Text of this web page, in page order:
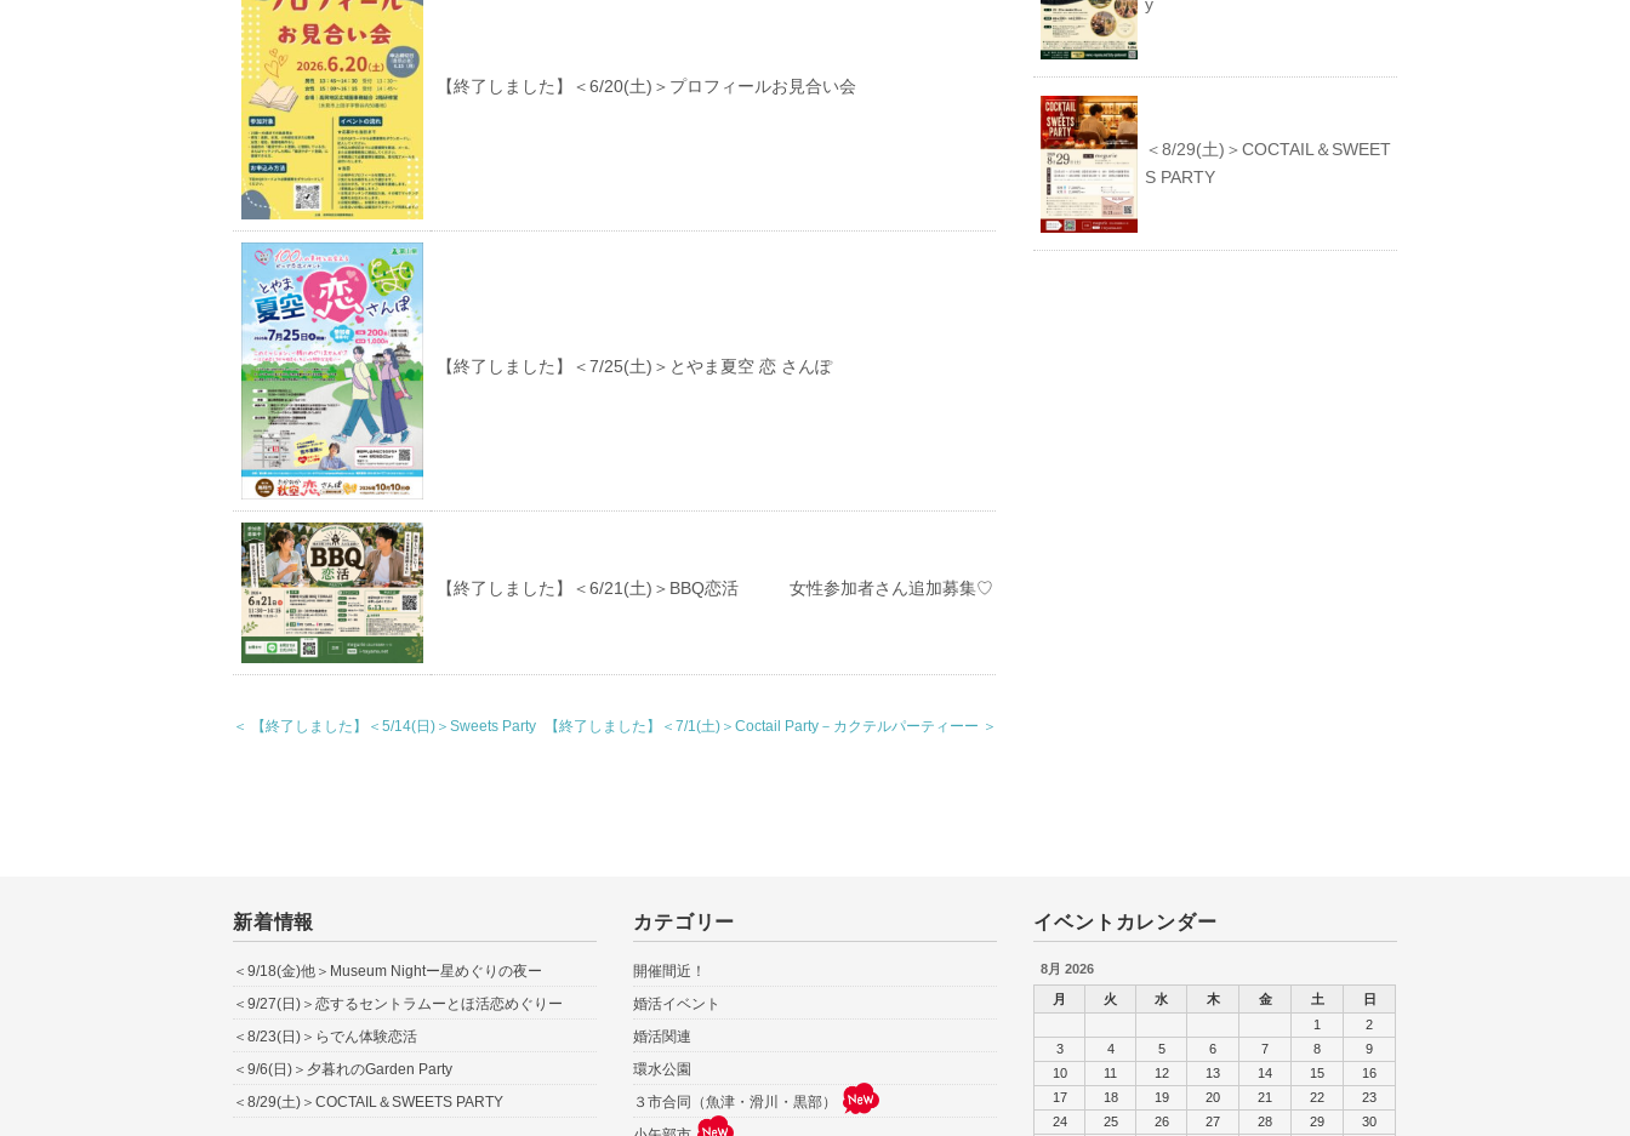
【終了しました】＜6/20(土)＞プロフィールお見合い会
【終了しました】＜7/25(土)＞とやま夏空 恋 さんぽ
【終了しました】＜6/21(土)＞BBQ恋活 女性参加者さん追加募集♡
＜ 【終了しました】＜5/14(日)＞Sweets Party 【終了しました】＜7/1(土)＞Coctail Party－カクテルパーティーー ＞
＜8/29(土)＞COCTAIL＆SWEET
S PARTY
新着情報
＜9/18(金)他＞Museum Nightー星めぐりの夜ー
＜9/27(日)＞恋するセントラムーとほ活恋めぐりー
＜8/23(日)＞らでん体験恋活
＜9/6(日)＞夕暮れのGarden Party
＜8/29(土)＞COCTAIL＆SWEETS PARTY
カテゴリー
開催間近！
婚活イベント
婚活関連
環水公園
３市合同（魚津・滑川・黒部）
イベントカレンダー
8月 2026
月 火 水 木 金 土
日
1
2
3
4 5 6 7 8
9
10
11 12 13 14 15
16
17
18 19 20 21 22
23
24
25 26 27 28 29 30